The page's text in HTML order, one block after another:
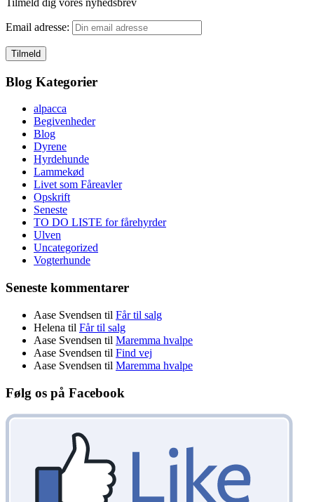
Tilmeld dig vores nyhedsbrev
Email adresse:
Blog Kategorier
alpacca
Begivenheder
Blog
Dyrene
Hyrdehunde
Lammekød
Livet som Fåreavler
Opskrift
Seneste
TO DO LISTE for fårehyrder
Ulven
Uncategorized
Vogterhunde
Seneste kommentarer
Aase Svendsen til Får til salg
Helena til Får til salg
Aase Svendsen til Maremma hvalpe
Aase Svendsen til Find vej
Aase Svendsen til Maremma hvalpe
Følg os på Facebook